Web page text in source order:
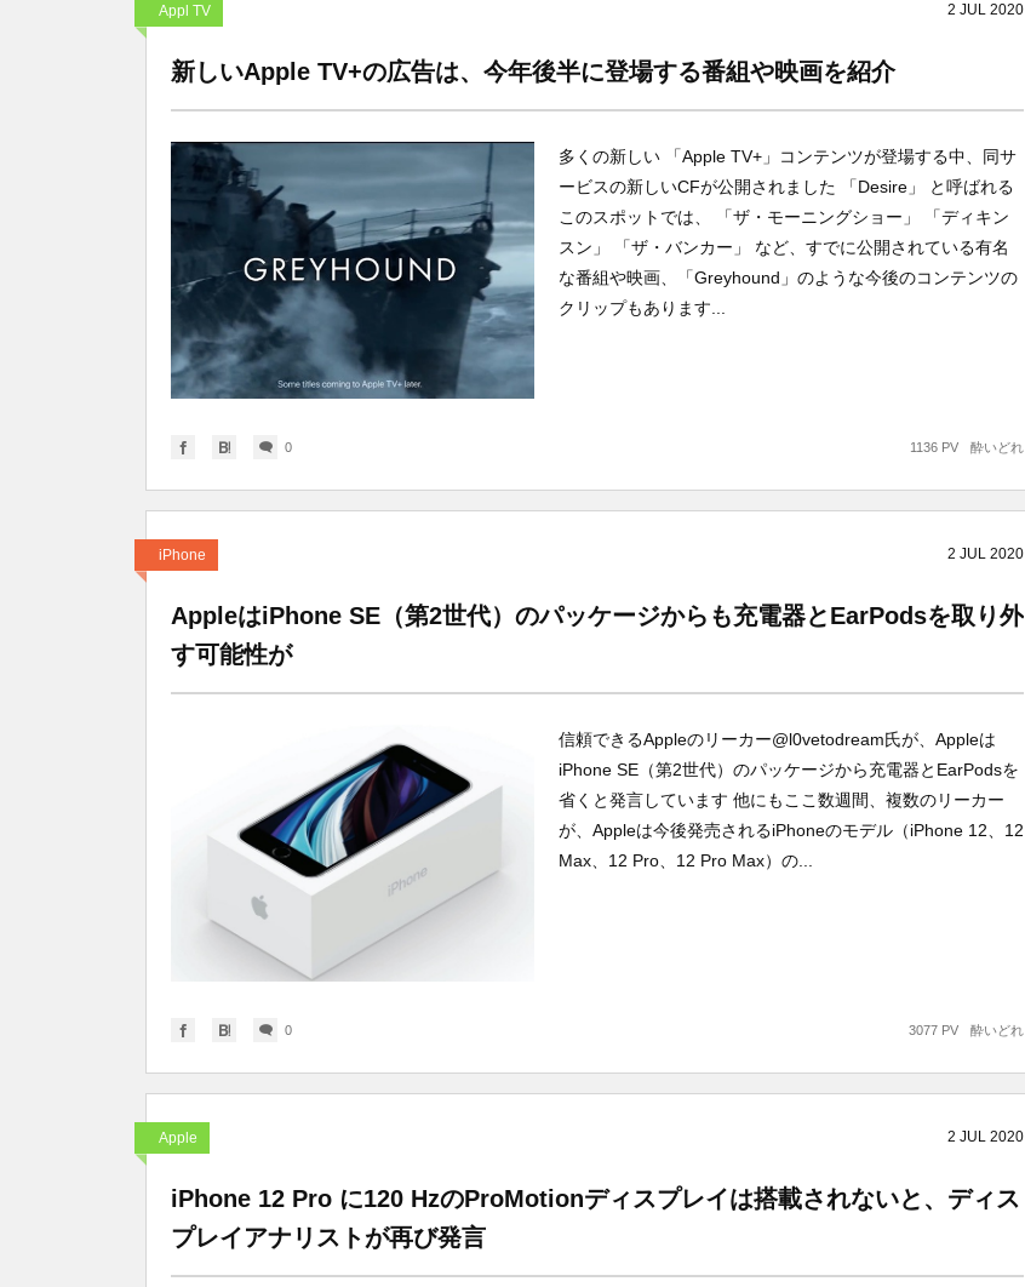
Appl TV 2 JUL 2020
新しいApple TV+の広告は、今年後半に登場する番組や映画を紹介
多くの新しい 「Apple TV+」コンテンツが登場する中、同サ
ービスの新しいCFが公開されました 「Desire」 と呼ばれる
このスポットでは、 「ザ・モーニングショー」 「ディキン
スン」 「ザ・バンカー」 など、すでに公開されている有名
な番組や映画、「Greyhound」のような今後のコンテンツの
クリップもあります...
0 酔いどれ
1136 PV
iPhone 2 JUL 2020
AppleはiPhone SE（第2世代）のパッケージからも充電器とEarPodsを取り外
す可能性が
信頼できるAppleのリーカー@l0vetodream氏が、Appleは
iPhone SE（第2世代）のパッケージから充電器とEarPodsを
省くと発言しています 他にもここ数週間、複数のリーカー
が、Appleは今後発売されるiPhoneのモデル（iPhone 12、12
Max、12 Pro、12 Pro Max）の...
0 酔いどれ
3077 PV
Apple 2 JUL 2020
iPhone 12 Pro に120 HzのProMotionディスプレイは搭載されないと、ディス
プレイアナリストが再び発言